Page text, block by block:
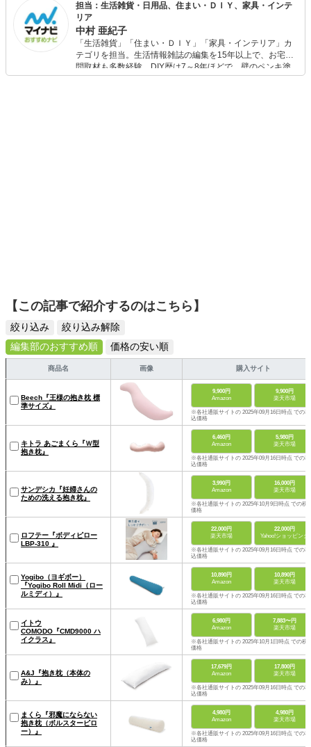
担当：生活雑貨・日用品、住まい・ＤＩＹ、家具・インテ
リア
中村 亜紀子
「生活雑貨」「住まい・ＤＩＹ」「家具・インテリア」カ
テゴリを担当。生活情報雑誌の編集を15年以上で、お宅訪
問取材も多数経験。DIY歴は7～8年ほどで、壁のペンキ塗
りや壁紙チェンジなどもチャレンジ済み。初心者でもモノ
【この記事で紹介するのはこちら】
絞り込み
絞り込み解除
編集部のおすすめ順
価格の安い順
商品名 画像 購入サイト
Beech『王様の抱き枕 標
準サイズ』
9,900円
Amazon
9,900円
楽天市場
※各社通販サイトの 2025年09月16日時点 での税
込価格
キトラ あごまくら『Ｗ型
抱き枕』
6,460円
Amazon
5,980円
楽天市場
※各社通販サイトの 2025年09月16日時点 での税
込価格
サンデシカ『妊婦さんの
ための洗える抱き枕』
3,990円
Amazon
16,000円
楽天市場
※各社通販サイトの 2025年10月9日時点 での税
価格
ロフテー『ボディピロー
LBP-310 』
22,000円
楽天市場
22,000円
Yahoo!ショッピング
※各社通販サイトの 2025年09月16日時点 での税
込価格
Yogibo（ヨギボー）
『Yogibo Roll Midi（ロー
ルミディ）』
10,890円
Amazon
10,890円
楽天市場
※各社通販サイトの 2025年09月16日時点 での税
込価格
イトウ
COMODO『CMD9000 ハ
イクラス』
6,980円
Amazon
7,883〜円
楽天市場
※各社通販サイトの 2025年10月1日時点 での税
価格
A&J『抱き枕（本体の
み）』
17,679円
Amazon
17,800円
楽天市場
※各社通販サイトの 2025年09月16日時点 での税
込価格
まくら『邪魔にならない
抱き枕（ボルスターピロ
ー）』
4,980円
Amazon
4,980円
楽天市場
※各社通販サイトの 2025年09月16日時点 での税
込価格